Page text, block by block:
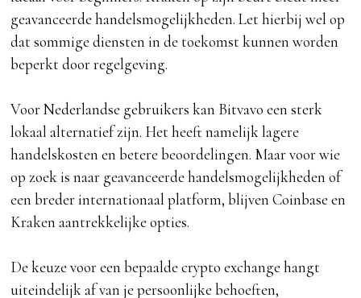
geavanceerde handelsmogelijkheden. Let hierbij wel op
dat sommige diensten in de toekomst kunnen worden
beperkt door regelgeving.
Voor Nederlandse gebruikers kan Bitvavo een sterk
lokaal alternatief zijn. Het heeft namelijk lagere
handelskosten en betere beoordelingen. Maar voor wie
op zoek is naar geavanceerde handelsmogelijkheden of
een breder internationaal platform, blijven Coinbase en
Kraken aantrekkelijke opties.
De keuze voor een bepaalde crypto exchange hangt
uiteindelijk af van je persoonlijke behoeften,